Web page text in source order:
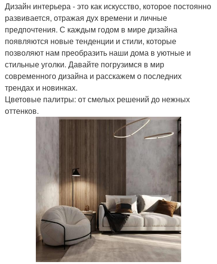
Дизайн интерьера - это как искусство, которое постоянно
развивается, отражая дух времени и личные
предпочтения. С каждым годом в мире дизайна
появляются новые тенденции и стили, которые
позволяют нам преобразить наши дома в уютные и
стильные уголки. Давайте погрузимся в мир
современного дизайна и расскажем о последних
трендах и новинках.
Цветовые палитры: от смелых решений до нежных
оттенков.